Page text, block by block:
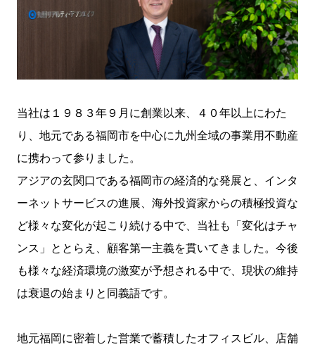
当社は１９８３年９月に創業以来、４０年以上にわた
り、地元である福岡市を中心に九州全域の事業用不動産
に携わって参りました。
アジアの玄関口である福岡市の経済的な発展と、インタ
ーネットサービスの進展、海外投資家からの積極投資な
ど様々な変化が起こり続ける中で、当社も「変化はチャ
ンス」ととらえ、顧客第一主義を貫いてきました。今後
も様々な経済環境の激変が予想される中で、現状の維持
は衰退の始まりと同義語です。
地元福岡に密着した営業で蓄積したオフィスビル、店舗